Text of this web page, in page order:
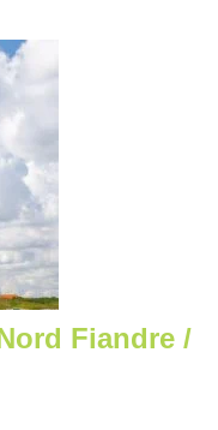
Fiandre /